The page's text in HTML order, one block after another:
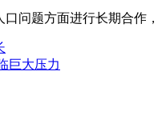
题方面进行长期合作，
巨大压力